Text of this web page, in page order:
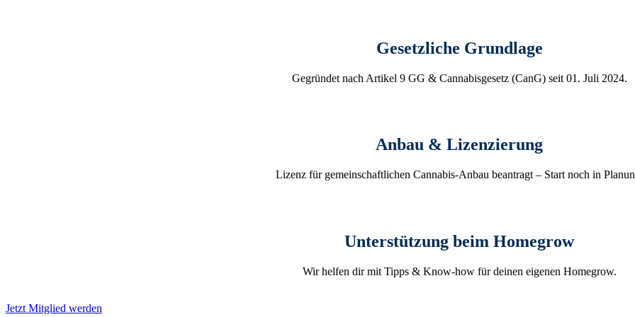
Gesetzliche Grundlage
Gegründet nach Artikel 9 GG & Cannabisgesetz (CanG) seit 01. Juli 2024.
Anbau & Lizenzierung
Lizenz für gemeinschaftlichen Cannabis-Anbau beantragt – Start noch in
Unterstützung beim Homegrow
Wir helfen dir mit Tipps & Know-how für deinen eigenen Homegrow.
Jetzt Mitglied werden